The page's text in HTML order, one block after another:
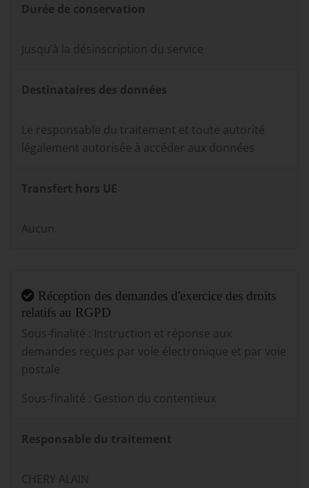
Durée de conservation
Jusqu’à la désinscription du service
Destinataires des données
Le responsable du traitement et toute autorité
légalement autorisée à accéder aux données
Transfert hors UE
Aucun.
Réception des demandes d'exercice des droits
relatifs au RGPD
Sous-finalité : Instruction et réponse aux
demandes reçues par voie électronique et par voie
postale
Sous-finalité : Gestion du contentieux
Responsable du traitement
CHERY ALAIN